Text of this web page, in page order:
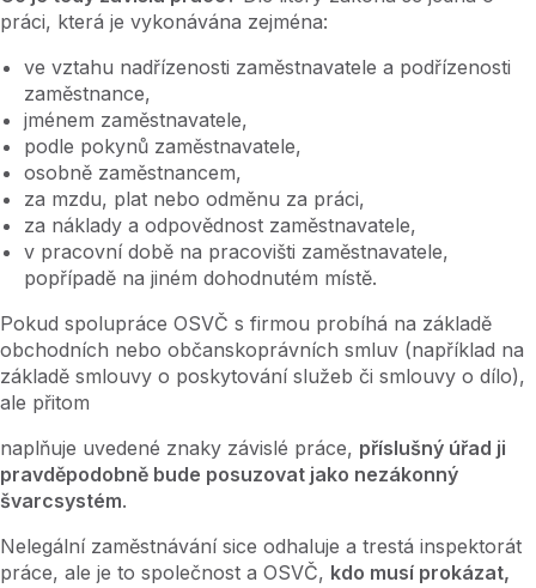
práci, která je vykonávána zejména:
ve vztahu nadřízenosti zaměstnavatele a podřízenosti
zaměstnance,
jménem zaměstnavatele,
podle pokynů zaměstnavatele,
osobně zaměstnancem,
za mzdu, plat nebo odměnu za práci,
za náklady a odpovědnost zaměstnavatele,
v pracovní době na pracovišti zaměstnavatele,
popřípadě na jiném dohodnutém místě.
Pokud spolupráce OSVČ s firmou probíhá na základě
obchodních nebo občanskoprávních smluv (například na
základě smlouvy o poskytování služeb či smlouvy o dílo),
ale přitom
naplňuje uvedené znaky závislé práce, příslušný úřad ji
pravděpodobně bude posuzovat jako nezákonný
švarcsystém.
Nelegální zaměstnávání sice odhaluje a trestá inspektorát
práce, ale je to společnost a OSVČ, kdo musí prokázat,